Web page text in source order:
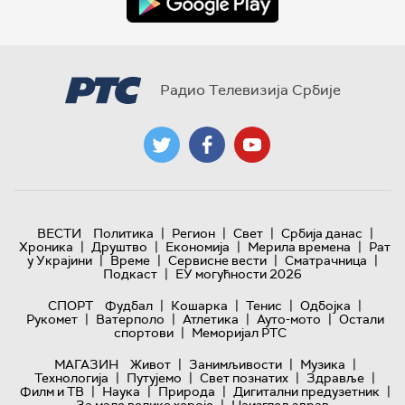
Радио Телевизија Србије
ВЕСТИ Политика | Регион | Свет | Србија данас |
Хроника | Друштво | Економија | Мерила времена | Рат
у Украјини | Време | Сервисне вести | Сматрачница |
Подкаст | ЕУ могућности 2026
СПОРТ
Фудбал | Кошарка | Тенис | Одбојка |
Рукомет | Ватерполо | Атлетика | Ауто-мото | Остали
спортови | Меморијал РТС
МАГАЗИН
Живот | Занимљивости | Музика |
Технологијa | Путујемо | Свет познатих | Здравље |
Филм и ТВ | Наука | Природа | Дигитални предузетник |